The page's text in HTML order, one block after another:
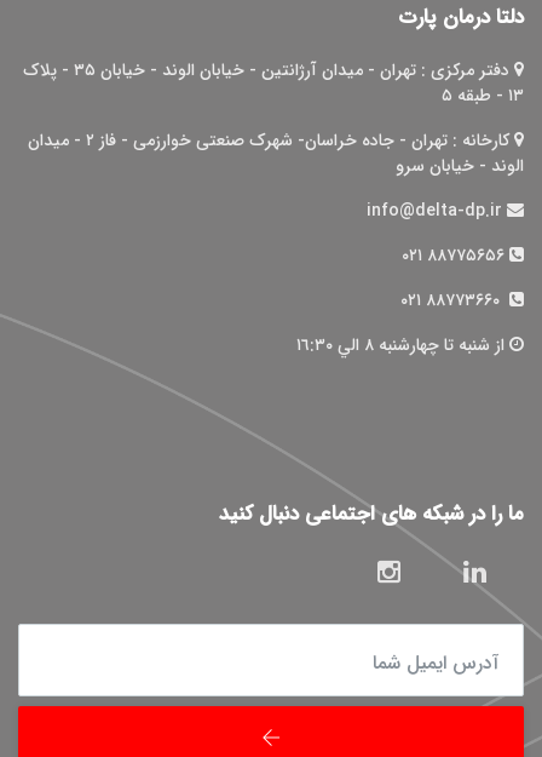
دلتا درمان پارت
دفتر مرکزی : تهران - میدان آرژانتین - خيابان الوند - خيابان ۳۵ - پلاک
۱۳ - طبقه ۵
کارخانه : تهران - جاده خراسان- شهرک صنعتی خوارزمی - فاز ۲ - میدان
الوند - خیابان سرو
۸۸۷۷۵۶۵۶ ۰۲۱
از شنبه تا چهارشنبه ٨ الي ١٦:٣٠
ما را در شبکه های اجتماعی دنبال کنید